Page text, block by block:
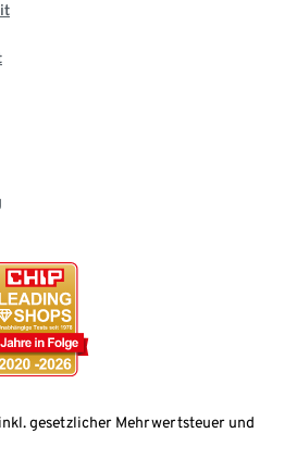
gesetzlicher Mehrwertsteuer und